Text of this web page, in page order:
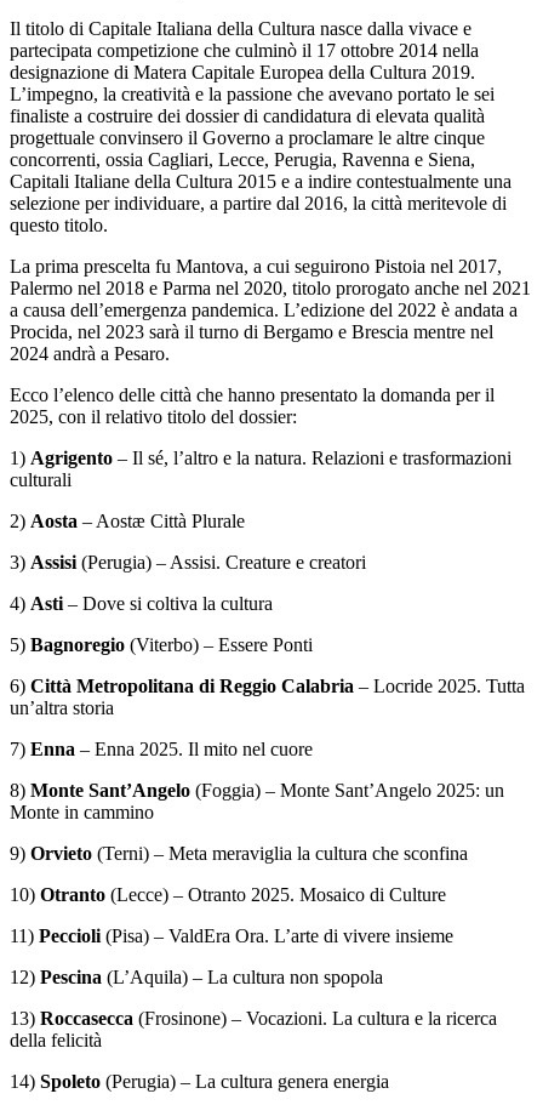
Il titolo di Capitale Italiana della Cultura nasce dalla vivace e
partecipata competizione che culminò il 17 ottobre 2014 nella
designazione di Matera Capitale Europea della Cultura 2019.
L’impegno, la creatività e la passione che avevano portato le sei
finaliste a costruire dei dossier di candidatura di elevata qualità
progettuale convinsero il Governo a proclamare le altre cinque
concorrenti, ossia Cagliari, Lecce, Perugia, Ravenna e Siena,
Capitali Italiane della Cultura 2015 e a indire contestualmente una
selezione per individuare, a partire dal 2016, la città meritevole di
questo titolo.
La prima prescelta fu Mantova, a cui seguirono Pistoia nel 2017,
Palermo nel 2018 e Parma nel 2020, titolo prorogato anche nel 2021
a causa dell’emergenza pandemica. L’edizione del 2022 è andata a
Procida, nel 2023 sarà il turno di Bergamo e Brescia mentre nel
2024 andrà a Pesaro.
Ecco l’elenco delle città che hanno presentato la domanda per il
2025, con il relativo titolo del dossier:
1) Agrigento – Il sé, l’altro e la natura. Relazioni e trasformazioni
culturali
2) Aosta – Aostæ Città Plurale
3) Assisi (Perugia) – Assisi. Creature e creatori
4) Asti – Dove si coltiva la cultura
5) Bagnoregio (Viterbo) – Essere Ponti
6) Città Metropolitana di Reggio Calabria – Locride 2025. Tutta
un’altra storia
7) Enna – Enna 2025. Il mito nel cuore
8) Monte Sant’Angelo (Foggia) – Monte Sant’Angelo 2025: un
Monte in cammino
9) Orvieto (Terni) – Meta meraviglia la cultura che sconfina
10) Otranto (Lecce) – Otranto 2025. Mosaico di Culture
11) Peccioli (Pisa) – ValdEra Ora. L’arte di vivere insieme
12) Pescina (L’Aquila) – La cultura non spopola
13) Roccasecca (Frosinone) – Vocazioni. La cultura e la ricerca
della felicità
14) Spoleto (Perugia) – La cultura genera energia